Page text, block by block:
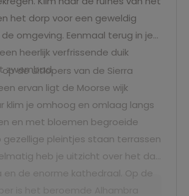
het dorp voor een geweldig
omgeving. Eenmaal terug in je
heerlijk verfrissende duik
zwembad.
de uitlopers van de Sierra
ervan ligt de Moorse wijk
klim je omhoog en omlaag langs
en met bloemen begroeide
gezellige pleintjes staan terrassen
heb je uitzicht over het dal,
en de enorme kathedraal. Op de